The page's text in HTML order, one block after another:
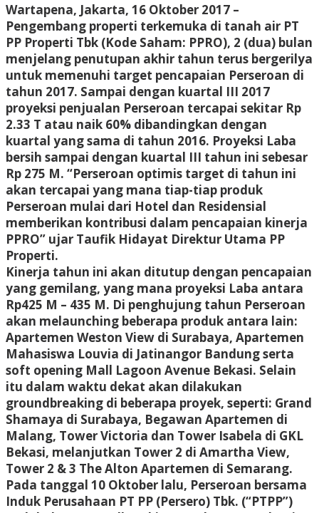
Wartapena, Jakarta, 16 Oktober 2017 –
Pengembang properti terkemuka di tanah air PT
PP Properti Tbk (Kode Saham: PPRO), 2 (dua) bulan
menjelang penutupan akhir tahun terus bergerilya
untuk memenuhi target pencapaian Perseroan di
tahun 2017. Sampai dengan kuartal III 2017
proyeksi penjualan Perseroan tercapai sekitar Rp
2.33 T atau naik 60% dibandingkan dengan
kuartal yang sama di tahun 2016. Proyeksi Laba
bersih sampai dengan kuartal III tahun ini sebesar
Rp 275 M. “Perseroan optimis target di tahun ini
akan tercapai yang mana tiap-tiap produk
Perseroan mulai dari Hotel dan Residensial
memberikan kontribusi dalam pencapaian kinerja
PPRO” ujar Taufik Hidayat Direktur Utama PP
Properti.
Kinerja tahun ini akan ditutup dengan pencapaian
yang gemilang, yang mana proyeksi Laba antara
Rp425 M – 435 M. Di penghujung tahun Perseroan
akan melaunching beberapa produk antara lain:
Apartemen Weston View di Surabaya, Apartemen
Mahasiswa Louvia di Jatinangor Bandung serta
soft opening Mall Lagoon Avenue Bekasi. Selain
itu dalam waktu dekat akan dilakukan
groundbreaking di beberapa proyek, seperti: Grand
Shamaya di Surabaya, Begawan Apartemen di
Malang, Tower Victoria dan Tower Isabela di GKL
Bekasi, melanjutkan Tower 2 di Amartha View,
Tower 2 & 3 The Alton Apartemen di Semarang.
Pada tanggal 10 Oktober lalu, Perseroan bersama
Induk Perusahaan PT PP (Persero) Tbk. (“PTPP”)